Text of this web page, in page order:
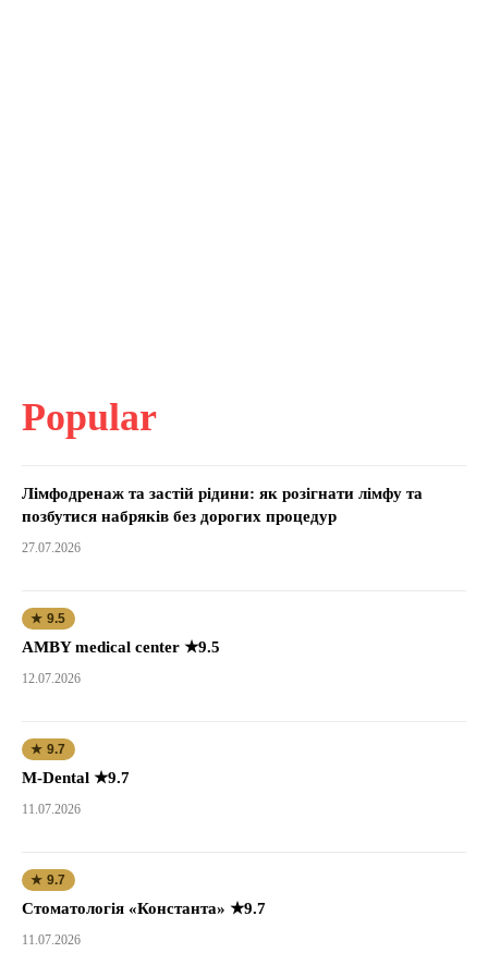
Popular
Лімфодренаж та застій рідини: як розігнати лімфу та
позбутися набряків без дорогих процедур
27.07.2026
★ 9.5
AMBY medical center ★9.5
12.07.2026
★ 9.7
M-Dental ★9.7
11.07.2026
★ 9.7
Стоматологія «Константа» ★9.7
11.07.2026